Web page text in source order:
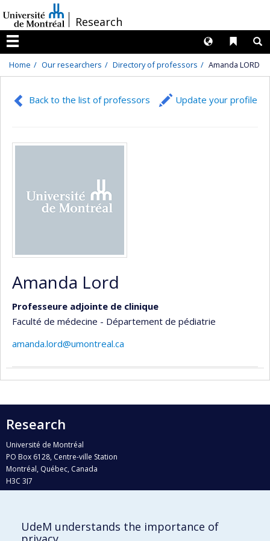
au
contenu
/Research
Menu
Liens
Langues
Home Our researchers Directory of professors Amanda LORD
Back to the list of professors Update your profile
Amanda Lord
Professeure adjointe de clinique
Faculté de médecine - Département de pédiatrie
amanda.lord@umontreal.ca
Research
Université de Montréal
PO Box 6128, Centre-ville Station
Montréal, Québec, Canada
H3C 3J7
Who does what?
UdeM understands the importance of